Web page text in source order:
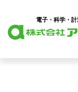
電子・科学・